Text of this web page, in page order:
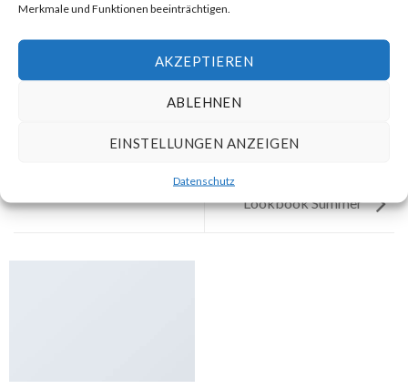
Merkmale und Funktionen beeinträchtigen.
AKZEPTIEREN
ABLEHNEN
EINSTELLUNGEN ANZEIGEN
Datenschutz
Lookbook Summer